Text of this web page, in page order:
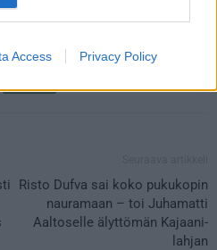
Access Privacy Policy
Risto Dufva sai koko pukukopin
nauramaan – toi Juhamatti
Aaltoselle älyttömän Kajaani-
lahjan